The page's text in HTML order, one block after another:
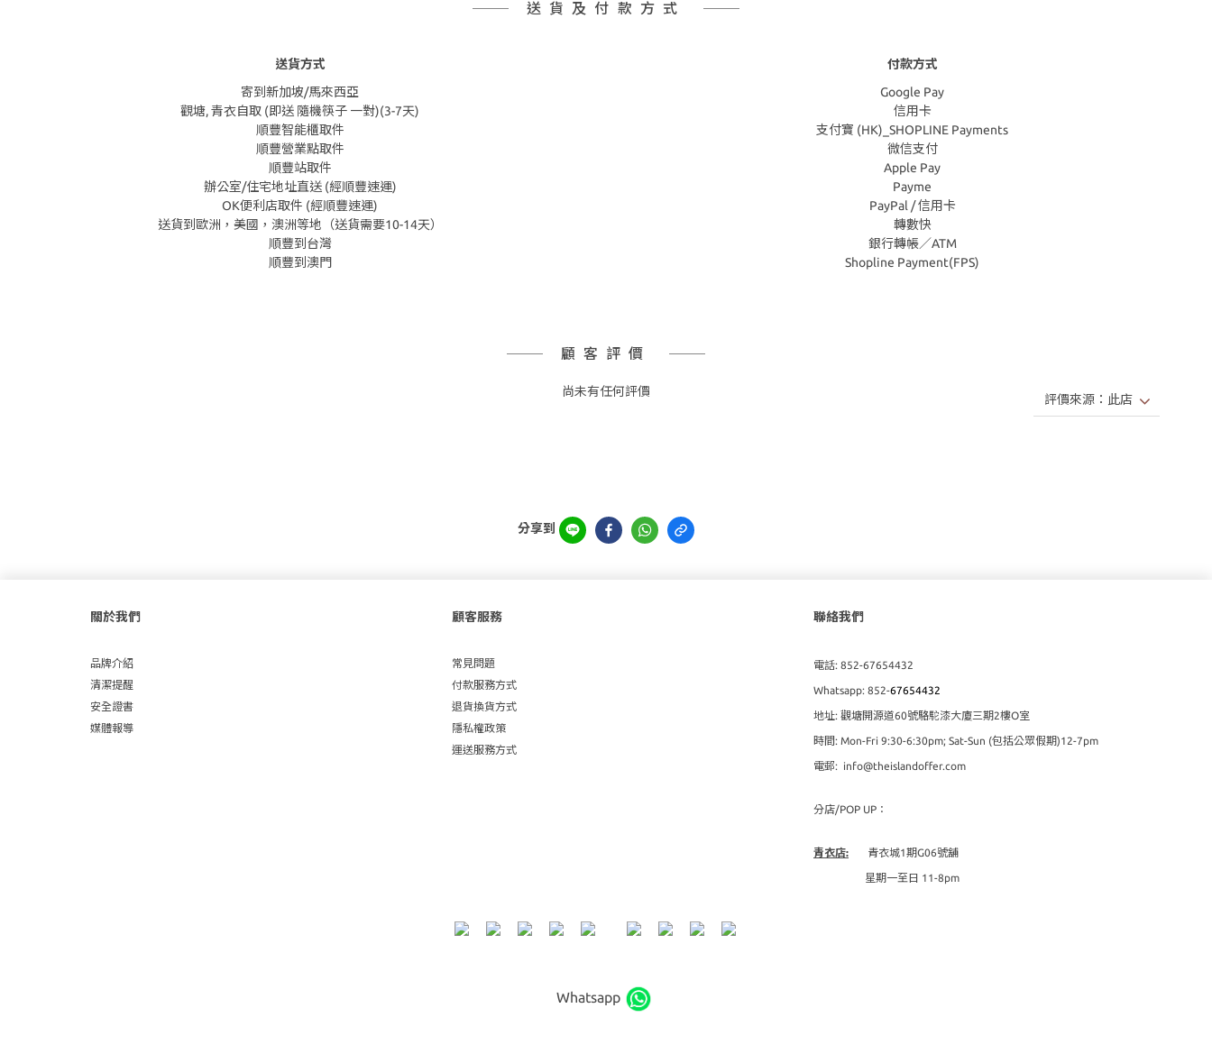
送貨及付款方式
送貨方式
寄到新加坡/馬來西亞
觀塘, 青衣自取 (即送 隨機筷子 一對)(3-7天)
順豐智能櫃取件
順豐營業點取件
順豐站取件
辦公室/住宅地址直送 (經順豐速運)
OK便利店取件 (經順豐速運)
送貨到歐洲，美國，澳洲等地（送貨需要10-14天）
順豐到台灣
順豐到澳門
付款方式
Google Pay
信用卡
支付寶 (HK)_SHOPLINE Payments
微信支付
Apple Pay
Payme
PayPal / 信用卡
轉數快
銀行轉帳／ATM
Shopline Payment(FPS)
顧客評價
尚未有任何評價
分享到
關於我們
品牌介紹
清潔提醒
安全證書
媒體報導
顧客服務
常見問題
付款服務方式
退貨換貨方式
隱私權政策
運送服務方式
聯絡我們
電話: 852-67654432
Whatsapp: 852-67654432
地址: 觀塘開源道60號駱駝漆大廈三期2樓O室
時間: Mon-Fri 9:30-6:30pm; Sat-Sun (包括公眾假期)12-7pm
電郵: info@theislandoffer.com
分店/POP UP：
青衣店: 青衣城1期G06號舖
星期一至日 11-8pm
Whatsapp